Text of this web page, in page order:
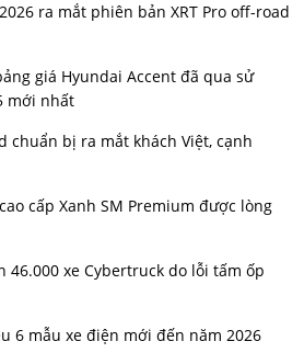
ra mắt phiên bản XRT Pro off-road
giá Hyundai Accent đã qua sử
mới nhất
chuẩn bị ra mắt khách Việt, cạnh
cấp Xanh SM Premium được lòng
46.000 xe Cybertruck do lỗi tấm ốp
6 mẫu xe điện mới đến năm 2026